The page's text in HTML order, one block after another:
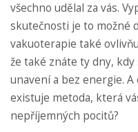
všechno udělal za vás.
skutečnosti je to možné
vakuoterapie také
že také znáte ty dny,
unavení a bez energie. A
existuje metoda, která
nepříjemných pocitů?